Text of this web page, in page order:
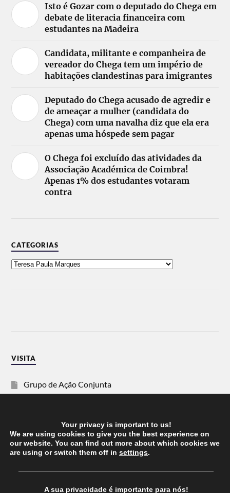
Isto é Gozar com o deputado do Chega em
debate de literacia financeira com
estudantes na Madeira
Candidata, militante e companheira de
vereador do Chega tem um império de
habitações clandestinas para imigrantes
Deputado do Chega acusado de agredir e
de ameaçar a mulher (candidata do
Chega) com uma navalha diz que ela era
apenas uma hóspede sem pagar
O Chega foi excluído das atividades da
Associação Académica de Coimbra!
Apenas 1% dos estudantes votaram
contra
CATEGORIAS
VISITA
Grupo de Ação Conjunta
Vida Justa
dezanove
Your privacy is important to us!
We are using cookies to give you the best experience on
our website. You can find out more about which cookies we
are using or switch them off in settings.
──────────────────────────────────────
A sua privacidade é importante para nós!